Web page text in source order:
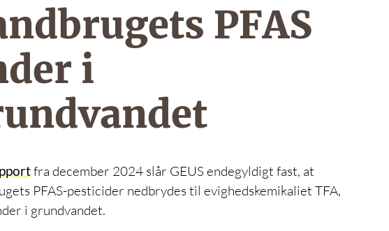
PFAS
i
fra december 2024 slår GEUS endegyldigt fast, at
PFAS-pesticider nedbrydes til evighedskemikaliet TFA,
i grundvandet.